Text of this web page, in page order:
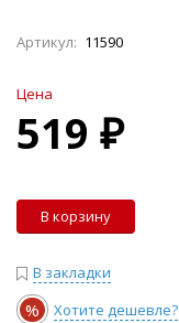
Артикул: 11590
Цена
519 ₽
В корзину
В закладки
% Хотите дешевле?